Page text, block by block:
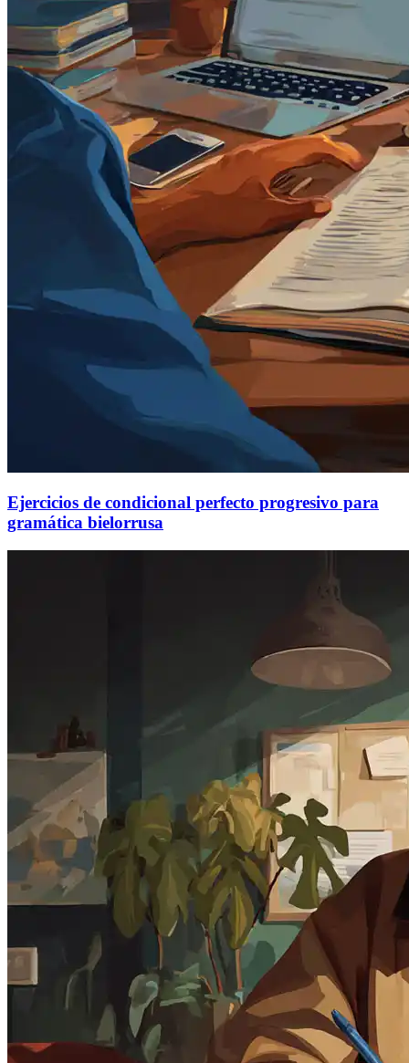
Ejercicios de condicional perfecto progresivo para
gramática bielorrusa